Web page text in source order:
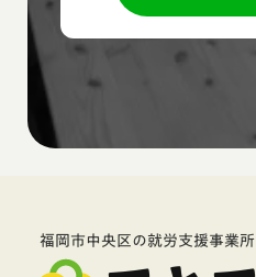
福岡市中央区の就労支援事業所